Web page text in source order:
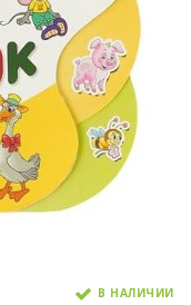
В НАЛИЧИИ